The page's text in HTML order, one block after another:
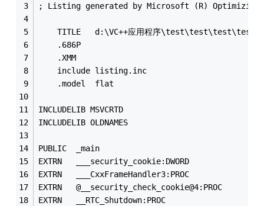
; Listing generated by Microsoft (R) Optimizing
TITLE	d:\VC++应用程序
	.686P
	.XMM
	include listing.inc
	.model	flat
INCLUDELIB MSVCRTD
INCLUDELIB OLDNAMES
PUBLIC	_main
EXTRN	___security_cookie:DWORD
EXTRN	___CxxFrameHandler3:PROC
EXTRN	@__security_check_cookie@4:PROC
EXTRN	__RTC_Shutdown:PROC